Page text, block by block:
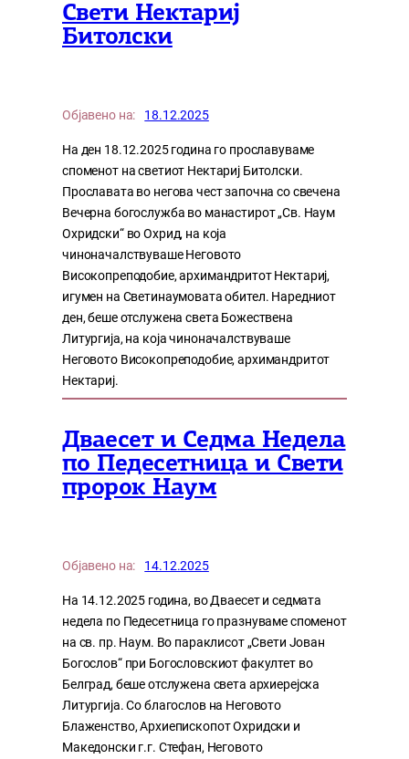
Свети Нектариј
Битолски
Објавено на: 18.12.2025
На ден 18.12.2025 година го прославуваме
споменот на светиот Нектариј Битолски.
Прославата во негова чест започна со свечена
Вечерна богослужба во манастирот „Св. Наум
Охридски“ во Охрид, на која
чиноначалствуваше Неговото
Високопреподобие, архимандритот Нектариј,
игумен на Светинаумовата обител. Наредниот
ден, беше отслужена света Божествена
Литургија, на која чиноначалствуваше
Неговото Високопреподобие, архимандритот
Нектариј.
Дваесет и Седма Недела
по Педесетница и Свети
пророк Наум
Објавено на: 14.12.2025
На 14.12.2025 година, во Дваесет и седмата
недела по Педесетница го празнуваме споменот
на св. пр. Наум. Во параклисот „Свети Јован
Богослов“ при Богословскиот факултет во
Белград, беше отслужена света архиерејска
Литургија. Со благослов на Неговото
Блаженство, Архиепископот Охридски и
Македонски г.г. Стефан, Неговото